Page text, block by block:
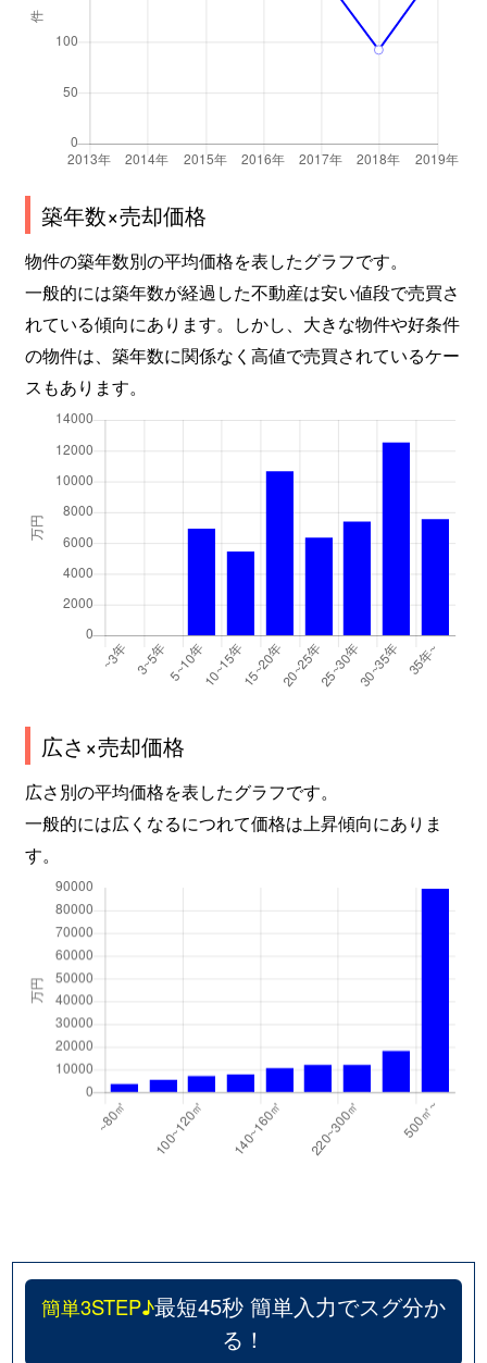
築年数×売却価格
物件の築年数別の平均価格を表したグラフです。
一般的には築年数が経過した不動産は安い値段で売買さ
れている傾向にあります。しかし、大きな物件や好条件
の物件は、築年数に関係なく高値で売買されているケー
スもあります。
広さ×売却価格
広さ別の平均価格を表したグラフです。
一般的には広くなるにつれて価格は上昇傾向にありま
す。
簡単3STEP♪最短45秒 簡単入力でスグ分か
る！